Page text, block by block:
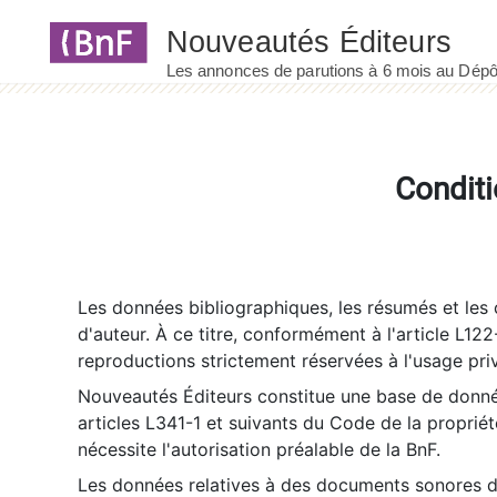
Les données bibliographiques, les résumés et
d'auteur. À ce titre, conformément à l'article
reproductions strictement réservées à l'usage
Nouveautés Éditeurs constitue une base de
articles L341-1 et suivants du Code de la
nécessite l'autorisation préalable de la BnF.
Les données relatives à des documents sonores